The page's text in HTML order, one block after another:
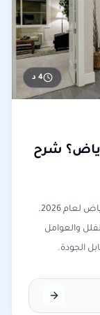
4 د
شرح
تعرف على متوسط سعر تنظيف المنازل في الرياض لعام 2026.
والعوامل
الجودة.